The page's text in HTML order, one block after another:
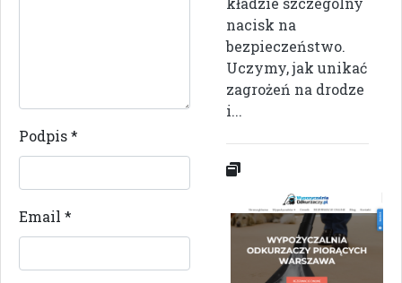
Podpis*
Email *
nacisk na
bezpieczeństwo.
Uczymy, jak unikać
zagrożeń na drodze
i...